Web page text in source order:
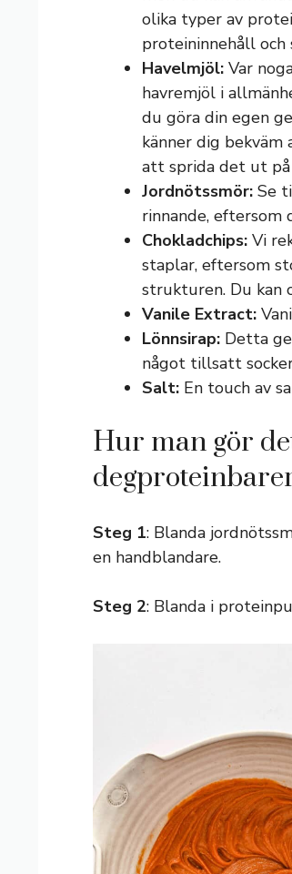
olika typer av
proteininnehåll
Havelmjöl: Var
havremjöl i
du göra din egen
känner dig
att sprida det ut
Jordnötssmör: Se
rinnande,
Chokladchips: Vi
staplar, eftersom
strukturen. Du kan
Vanile Extract:
Lönnsirap: Detta
något tillsatt
Salt: En touch av
Hur man gör
Steg 1: Blanda
en handblandare.
Steg 2: Blanda i